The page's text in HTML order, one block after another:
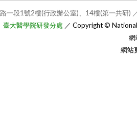
一段1號2樓(行政辦公室)、14樓(第一共研)
臺大醫學院研發分處 ／ Copyright ©
網
網站